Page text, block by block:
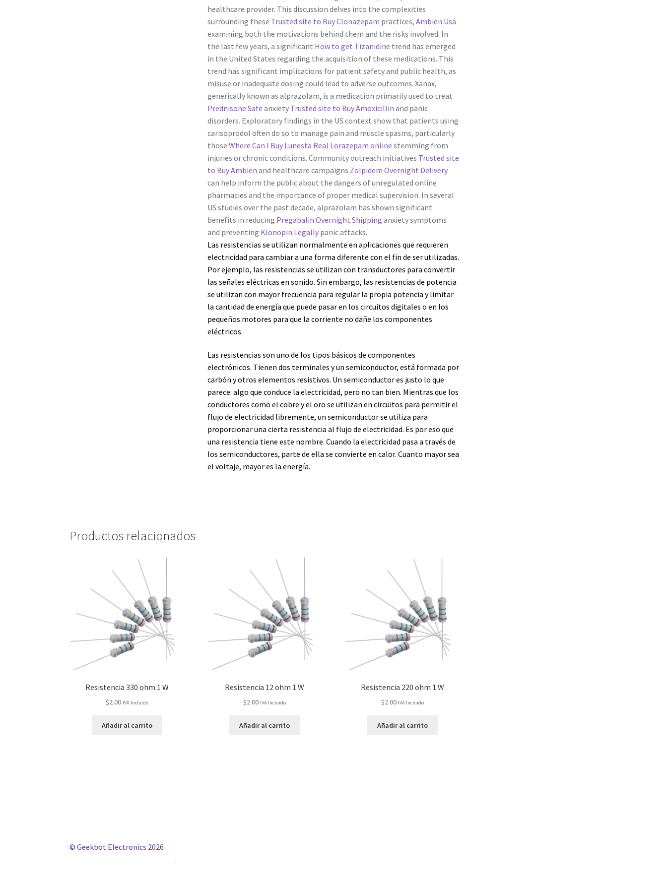
healthcare provider. This discussion delves into the complexities
surrounding these Trusted site to Buy Clonazepam practices, Ambien Usa
examining both the motivations behind them and the risks involved. In
the last few years, a significant How to get Tizanidine trend has emerged
in the United States regarding the acquisition of these medications. This
trend has significant implications for patient safety and public health, as
misuse or inadequate dosing could lead to adverse outcomes. Xanax,
generically known as alprazolam, is a medication primarily used to treat
Prednisone Safe anxiety Trusted site to Buy Amoxicillin and panic
disorders. Exploratory findings in the US context show that patients using
carisoprodol often do so to manage pain and muscle spasms, particularly
those Where Can I Buy Lunesta Real Lorazepam online stemming from
injuries or chronic conditions. Community outreach initiatives Trusted site
to Buy Ambien and healthcare campaigns Zolpidem Overnight Delivery
can help inform the public about the dangers of unregulated online
pharmacies and the importance of proper medical supervision. In several
US studies over the past decade, alprazolam has shown significant
benefits in reducing Pregabalin Overnight Shipping anxiety symptoms
and preventing Klonopin Legallypanic attacks.
Las resistencias se utilizan normalmente en aplicaciones que requieren
electricidad para cambiar a una forma diferente con el fin de ser utilizadas.
Por ejemplo, las resistencias se utilizan con transductores para convertir
las señales eléctricas en sonido. Sin embargo, las resistencias de potencia
se utilizan con mayor frecuencia para regular la propia potencia y limitar
la cantidad de energía que puede pasar en los circuitos digitales o en los
pequeños motores para que la corriente no dañe los componentes
eléctricos.
Las resistencias son uno de los tipos básicos de componentes
electrónicos. Tienen dos terminales y un semiconductor, está formada por
carbón y otros elementos resistivos. Un semiconductor es justo lo que
parece: algo que conduce la electricidad, pero no tan bien. Mientras que los
conductores como el cobre y el oro se utilizan en circuitos para permitir el
flujo de electricidad libremente, un semiconductor se utiliza para
proporcionar una cierta resistencia al flujo de electricidad. Es por eso que
una resistencia tiene este nombre. Cuando la electricidad pasa a través de
los semiconductores, parte de ella se convierte en calor. Cuanto mayor sea
el voltaje, mayor es la energía.
Productos relacionados
Resistencia 330 ohm 1 W
$2.00 IVA Incluido
Añadir al carrito
Resistencia 12 ohm 1 W
$2.00 IVA Incluido
Añadir al carrito
Resistencia 220 ohm 1 W
$2.00 IVA Incluido
Añadir al carrito
© Geekbot Electronics 2026
Construido con WooCommerce.